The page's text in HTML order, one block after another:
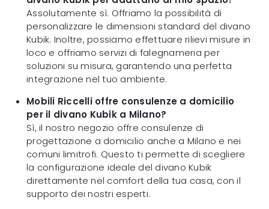
Assolutamente sì. Offriamo la possibilità di
personalizzare le dimensioni standard del divano
Kubik. Inoltre, possiamo effettuare rilievi misure in
loco e offriamo servizi di falegnameria per
soluzioni su misura, garantendo una perfetta
integrazione nel tuo ambiente.
Mobili Riccelli offre consulenze a domicilio
per il divano Kubik a Milano?
Sì, il nostro negozio offre consulenze di
progettazione a domicilio anche a Milano e nei
comuni limitrofi. Questo ti permette di scegliere
la configurazione ideale del divano Kubik
direttamente nel comfort della tua casa, con il
supporto dei nostri esperti.